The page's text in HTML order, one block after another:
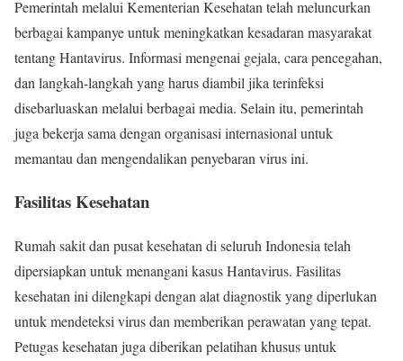
Pemerintah melalui Kementerian Kesehatan telah meluncurkan
berbagai kampanye untuk meningkatkan kesadaran masyarakat
tentang Hantavirus. Informasi mengenai gejala, cara pencegahan,
dan langkah-langkah yang harus diambil jika terinfeksi
disebarluaskan melalui berbagai media. Selain itu, pemerintah
juga bekerja sama dengan organisasi internasional untuk
memantau dan mengendalikan penyebaran virus ini.
Fasilitas Kesehatan
Rumah sakit dan pusat kesehatan di seluruh Indonesia telah
dipersiapkan untuk menangani kasus Hantavirus. Fasilitas
kesehatan ini dilengkapi dengan alat diagnostik yang diperlukan
untuk mendeteksi virus dan memberikan perawatan yang tepat.
Petugas kesehatan juga diberikan pelatihan khusus untuk